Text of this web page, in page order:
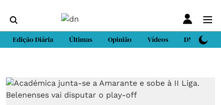
Edição Diária Últimas Opinião Vídeos DN Sport